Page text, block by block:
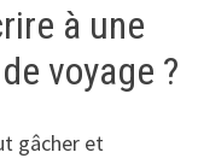
à une
voyage ?
gâcher et